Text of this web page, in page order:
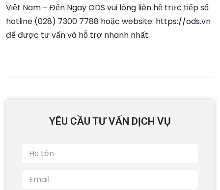
Việt Nam – Đến Ngay ODS vui lòng liên hệ trực tiếp số
hotline (028) 7300 7788 hoặc website: https://ods.vn
để được tư vấn và hỗ trợ nhanh nhất.
YÊU CẦU TƯ VẤN DỊCH VỤ